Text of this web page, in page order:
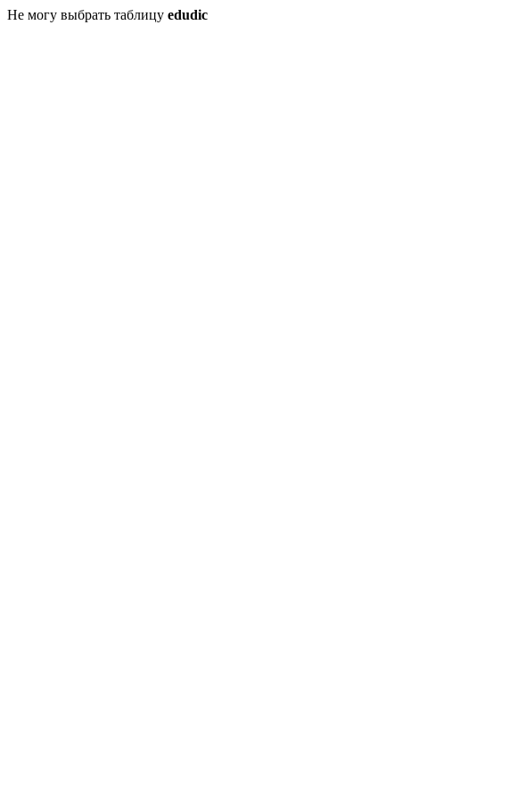
Не могу выбрать таблицу edudic